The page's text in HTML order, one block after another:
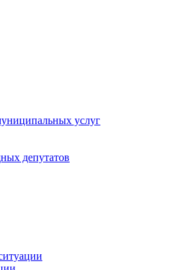
услуг
депутатов